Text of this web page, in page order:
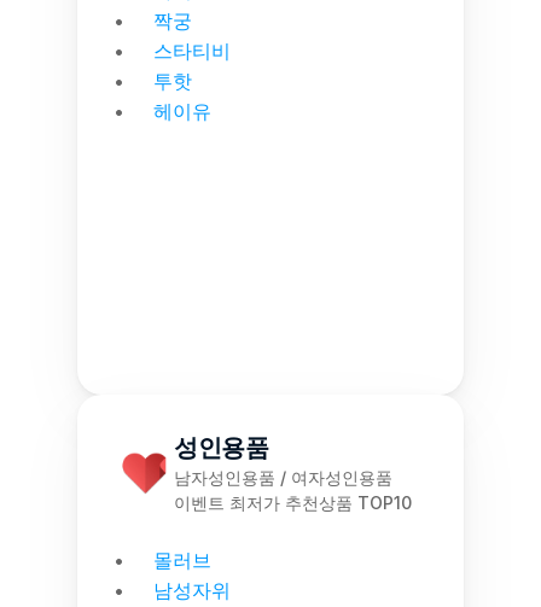
짝궁
스타티비
투핫
헤이유
성인용품
남자성인용품 / 여자성인용품
이벤트 최저가 추천상품 TOP10
몰러브
남성자위